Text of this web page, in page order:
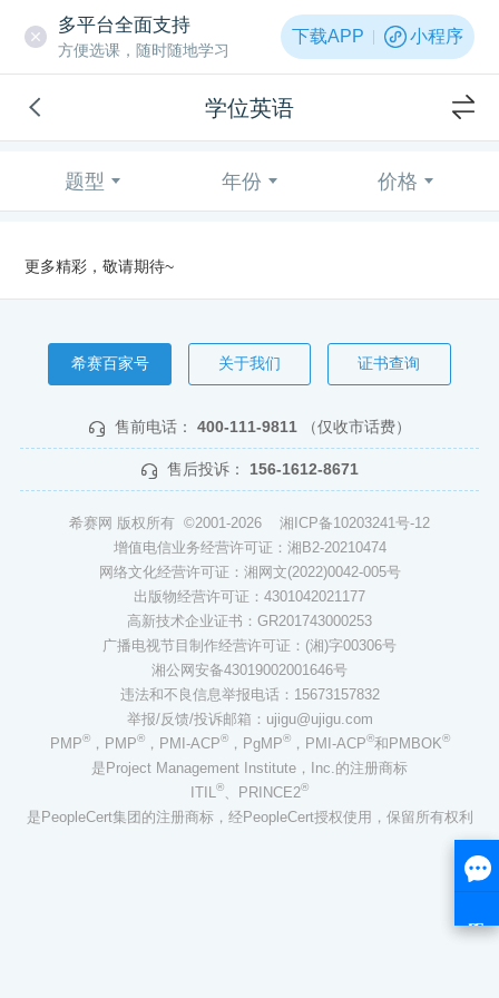
多平台全面支持
方便选课，随时随地学习
下载APP 小程序
学位英语
题型 年份 价格
更多精彩，敬请期待~
希赛百家号 关于我们 证书查询
售前电话： 400-111-9811 （仅收市话费）
售后投诉： 156-1612-8671
希赛网 版权所有 ©2001-2026 湘ICP备10203241号-12
增值电信业务经营许可证：湘B2-20210474
网络文化经营许可证：湘网文(2022)0042-005号
出版物经营许可证：4301042021177
高新技术企业证书：GR201743000253
广播电视节目制作经营许可证：(湘)字00306号
湘公网安备43019002001646号
违法和不良信息举报电话：15673157832
举报/反馈/投诉邮箱：ujigu@ujigu.com
PMP®，PMP®，PMI-ACP®，PgMP®，PMI-ACP®和PMBOK®
是Project Management Institute，Inc.的注册商标
ITIL®、PRINCE2®
是PeopleCert集团的注册商标，经PeopleCert授权使用，保留所有权利